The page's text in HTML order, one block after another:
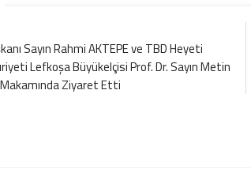
Sayın Rahmi AKTEPE ve TBD Heyeti
Lefkoşa Büyükelçisi Prof. Dr. Sayın Metin
Makamında Ziyaret Etti